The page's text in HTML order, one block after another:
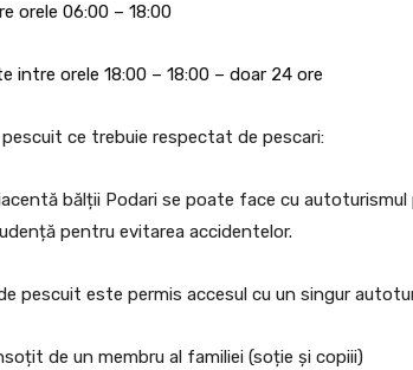
orele 06:00 – 18:00
intre orele 18:00 – 18:00 – doar 24 ore
ce trebuie respectat de pescari:
bălții Podari se poate face cu
pentru evitarea accidentelor.
pescuit este permis accesul cu un singur
de un membru al familiei (soție și copiii)